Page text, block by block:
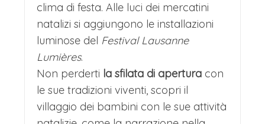
clima di festa. Alle luci dei mercatini
natalizi si aggiungono le installazioni
luminose del Festival Lausanne
Lumières.
Non perderti la sfilata di apertura con
le sue tradizioni viventi, scopri il
villaggio dei bambini con le sue attività